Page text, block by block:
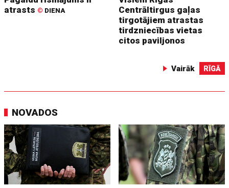
atrasts © DIENA
Centrāltirgus gaļas
tirgotājiem atrastas
tirdzniecības vietas
citos paviljonos
Vairāk RĪGĀ
NOVADOS